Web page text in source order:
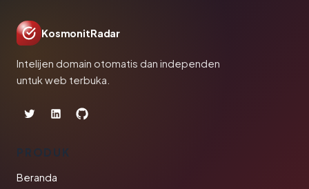
KosmonitRadar
Intelijen domain otomatis dan independen
untuk web terbuka.
PRODUK
Beranda